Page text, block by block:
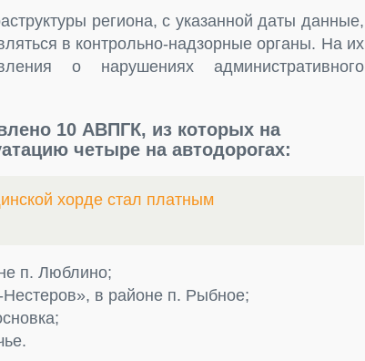
региона, с указанной даты данные,
в контрольно-надзорные органы. На их
о нарушениях административного
10 АВПГК, из которых на
четыре на автодорогах:
хорде стал платным
п. Люблино;
в районе п. Рыбное;